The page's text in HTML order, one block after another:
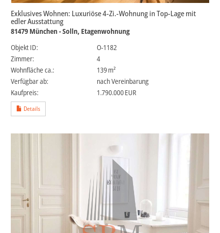
Exklusives Wohnen: Luxuriöse 4-Zi.-Wohnung in Top-Lage mit
edler Ausstattung
81479 München - Solln, Etagenwohnung
Objekt ID:
O-1182
Zimmer:
4
Wohnfläche ca.:
139 m²
Verfügbar ab:
nach Vereinbarung
Kaufpreis:
1.790.000 EUR
Details